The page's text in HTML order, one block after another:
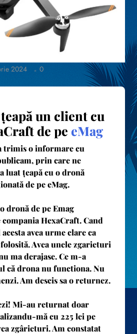
2024 0
un client cu
de pe eMag
trimis o informare cu
prin care ne
luat țeapă cu o dronă
de pe eMag.
dronă de pe Emag
companiaHexaCraft. Cand
avea urme clare ca
Avea unele zgarieturi
ma derajase. Ce m-a
că drona nu functiona. Nu
Am descis sa o returnez.
Mi-au returnat doar
mă cu 225 lei pe
zgârieturi. Am constatat